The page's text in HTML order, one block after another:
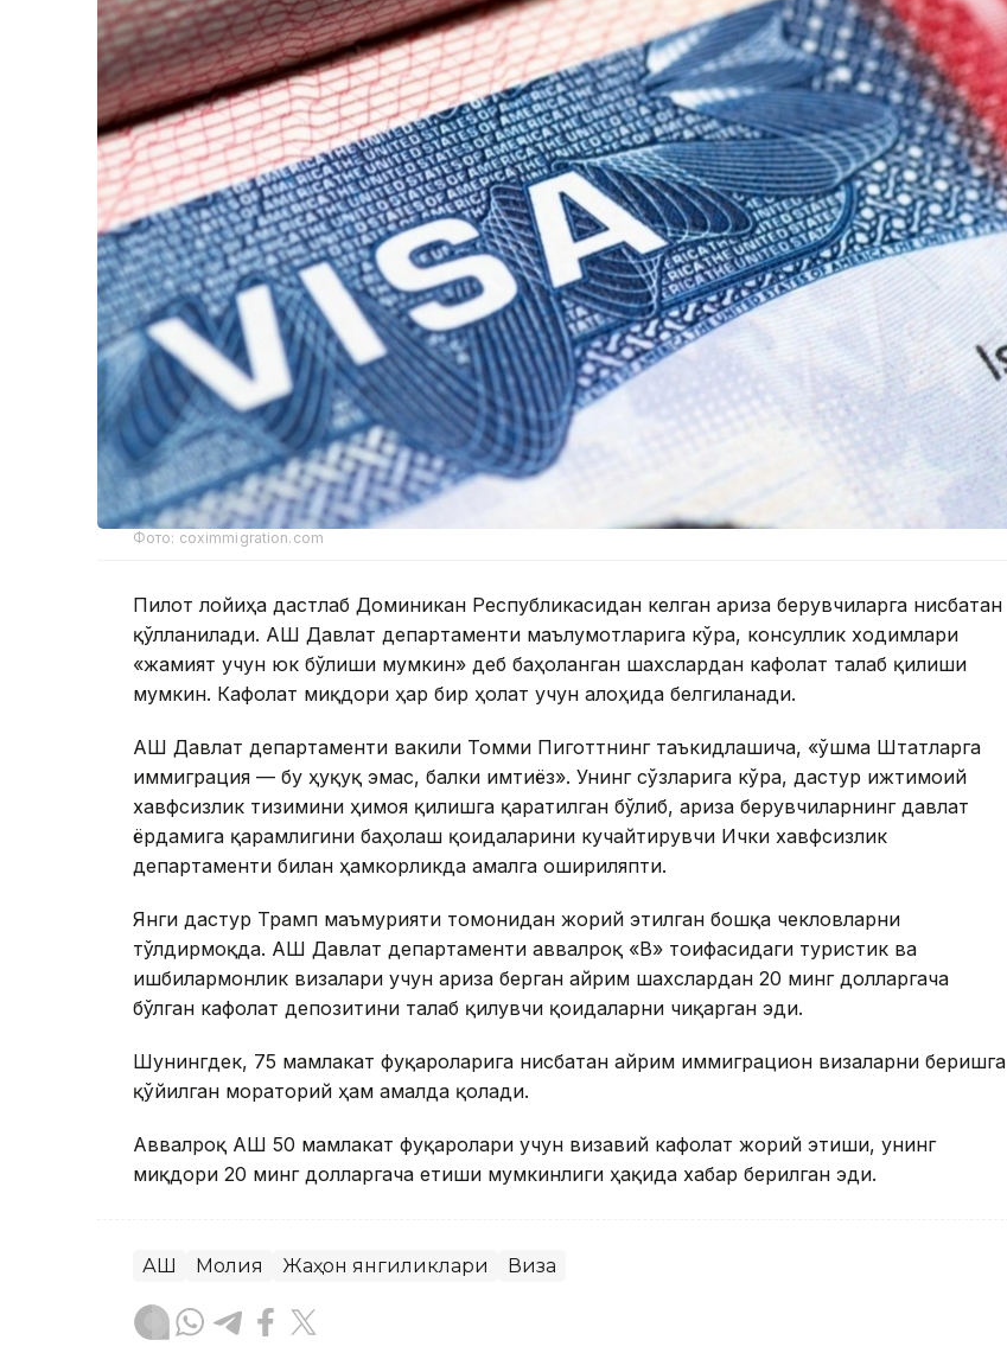
Фото: coximmigration.com
Пилот лойиҳа дастлаб Доминикан Республикасидан келган ариза берувчиларга нисбатан
қўлланилади. АҚШ Давлат департаменти маълумотларига кўра, консуллик ходимлари
«жамият учун юк бўлиши мумкин» деб баҳоланган шахслардан кафолат талаб қилиши
мумкин. Кафолат миқдори ҳар бир ҳолат учун алоҳида белгиланади.
АҚШ Давлат департаменти вакили Томми Пиготтнинг таъкидлашича, «Қўшма Штатларга
иммиграция — бу ҳуқуқ эмас, балки имтиёз». Унинг сўзларига кўра, дастур ижтимоий
хавфсизлик тизимини ҳимоя қилишга қаратилган бўлиб, ариза берувчиларнинг давлат
ёрдамига қарамлигини баҳолаш қоидаларини кучайтирувчи Ички хавфсизлик
департаменти билан ҳамкорликда амалга ошириляпти.
Янги дастур Трамп маъмурияти томонидан жорий этилган бошқа чекловларни
тўлдирмоқда. АҚШ Давлат департаменти аввалроқ «B» тоифасидаги туристик ва
ишбилармонлик визалари учун ариза берган айрим шахслардан 20 минг долларгача
бўлган кафолат депозитини талаб қилувчи қоидаларни чиқарган эди.
Шунингдек, 75 мамлакат фуқароларига нисбатан айрим иммиграцион визаларни беришга
қўйилган мораторий ҳам амалда қолади.
Аввалроқ АҚШ 50 мамлакат фуқаролари учун визавий кафолат жорий этиши, унинг
миқдори 20 минг долларгача етиши мумкинлиги ҳақида хабар берилган эди.
АҚШ Молия Жаҳон янгиликлари Виза